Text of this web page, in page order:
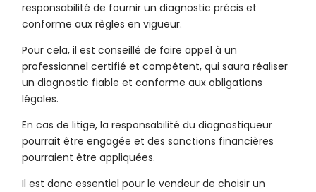
responsabilité de fournir un diagnostic précis et
conforme aux règles en vigueur.
Pour cela, il est conseillé de faire appel à un
professionnel certifié et compétent, qui saura réaliser
un diagnostic fiable et conforme aux obligations
légales.
En cas de litige, la responsabilité du diagnostiqueur
pourrait être engagée et des sanctions financières
pourraient être appliquées.
Il est donc essentiel pour le vendeur de choisir un